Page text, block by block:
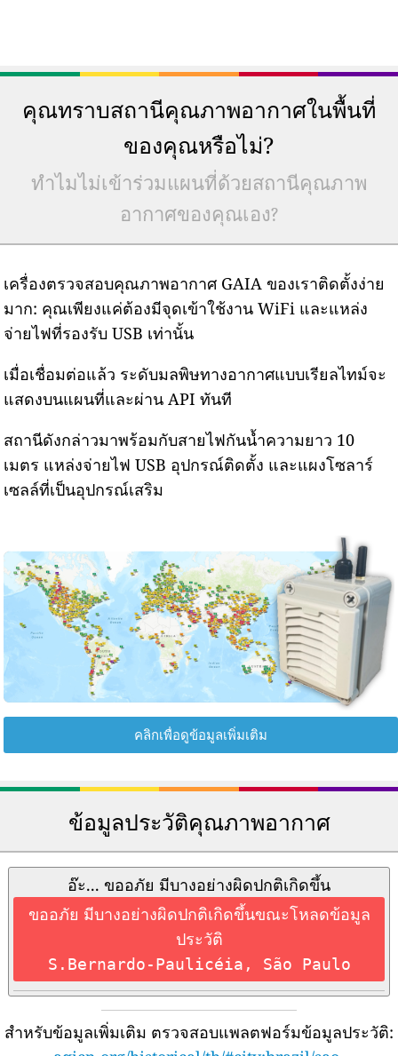
คุณทราบสถานีคุณภาพอากาศในพื้นที่
ของคุณหรือไม่?
ทำไมไม่เข้าร่วมแผนที่ด้วยสถานีคุณภาพ
อากาศของคุณเอง?
เครื่องตรวจสอบคุณภาพอากาศ GAIA ของเราติดตั้งง่าย
มาก: คุณเพียงแค่ต้องมีจุดเข้าใช้งาน WiFi และแหล่ง
จ่ายไฟที่รองรับ USB เท่านั้น
เมื่อเชื่อมต่อแล้ว ระดับมลพิษทางอากาศแบบเรียลไทม์จะ
แสดงบนแผนที่และผ่าน API ทันที
สถานีดังกล่าวมาพร้อมกับสายไฟกันน้ำความยาว 10
เมตร แหล่งจ่ายไฟ USB อุปกรณ์ติดตั้ง และแผงโซลาร์
เซลล์ที่เป็นอุปกรณ์เสริม
คลิกเพื่อดูข้อมูลเพิ่มเติม
ข้อมูลประวัติคุณภาพอากาศ
อ๊ะ... ขออภัย มีบางอย่างผิดปกติเกิดขึ้น
ขออภัย มีบางอย่างผิดปกติเกิดขึ้นขณะโหลดข้อมูล
ประวัติ
S.Bernardo-Paulicéia, São Paulo
สำหรับข้อมูลเพิ่มเติม ตรวจสอบแพลตฟอร์มข้อมูลประวัติ: